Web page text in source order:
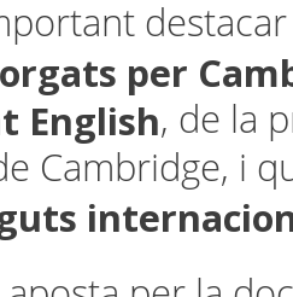
per
English, de la
Cambridge, i